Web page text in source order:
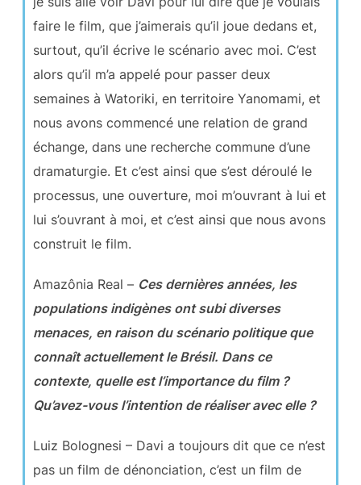
faire le film, que j’aimerais qu’il joue dedans et,
surtout, qu’il écrive le scénario avec moi. C’est
alors qu’il m’a appelé pour passer deux
semaines à Watoriki, en territoire Yanomami, et
nous avons commencé une relation de grand
échange, dans une recherche commune d’une
dramaturgie. Et c’est ainsi que s’est déroulé le
processus, une ouverture, moi m’ouvrant à lui et
lui s’ouvrant à moi, et c’est ainsi que nous avons
construit le film.
Amazônia Real – Ces dernières années, les
populations indigènes ont subi diverses
menaces, en raison du scénario politique que
connaît actuellement le Brésil. Dans ce
contexte, quelle est l’importance du film ?
Qu’avez-vous l’intention de réaliser avec elle ?
Luiz Bolognesi – Davi a toujours dit que ce n’est
pas un film de dénonciation, c’est un film de